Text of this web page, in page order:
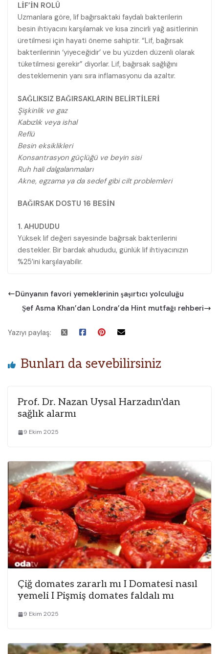
LİF’İN ROLÜ
Uzmanlara göre, lif bağırsaktaki faydalı bakterilerin
besin ihtiyacını karşılamak ve kısa zincirli yağ asitlerinin
üretilmesi için hayati öneme sahiptir. “Lif, bağırsak
bakterilerinin ‘yiyeceğidir’ ve bu yüzden düzenli olarak
tüketilmesi gerekir” diyorlar. Lif, bağırsak sağlığını
desteklemenin yanı sıra inflamasyonu da azaltır.
SAĞLIKSIZ BAĞIRSAKLARIN BELİRTİLERİ
Şişkinlik ve gaz
Kabızlık veya ishal
Reflü
Besin eksiklikleri
Konsantrasyon güçlüğü ve beyin sisi
Ruh hali dalgalanmaları
Akne, egzama ya da sedef gibi cilt problemleri
BAĞIRSAK DOSTU 16 BESİN
1. AHUDUDU
Yüksek lif değeri sayesinde bağırsak bakterilerini
destekler. Bir bardak ahududu, günlük lif ihtiyacınızın
%25’ini karşılayabilir.
Dünyanın favori yemeklerinin şaşırtıcı yolculuğu
Şef Asma Khan’dan Londra’da Hint mutfağı rehberi
Yazıyı paylaş:
Bunları da sevebilirsiniz
Prof. Dr. Nazan Uysal Harzadın'dan
sağlık alarmı
9 Ekim 2025
Çiğ domates zararlı mı I Domatesi nasıl
yemeli I Pişmiş domates faldalı mı
9 Ekim 2025